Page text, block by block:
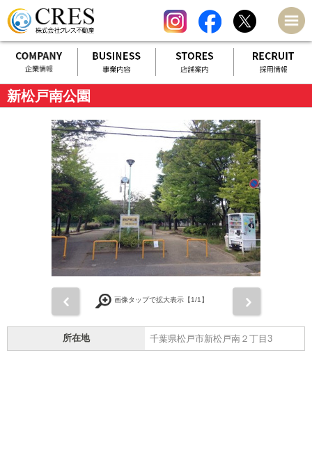
新松戸南公園
画像タップで拡大表示【1/1】
所在地 千葉県松戸市新松戸南２丁目3